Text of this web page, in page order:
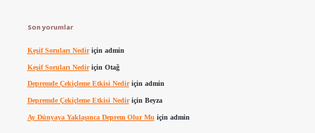
Son yorumlar
Keşif Soruları Nediriçin admin
Keşif Soruları Nediriçin Otağ
Depremde Çekiçleme Etkisi Nediriçin admin
Depremde Çekiçleme Etkisi Nediriçin Beyza
Ay Dünyaya Yaklaşınca Deprem Olur Mu için admin